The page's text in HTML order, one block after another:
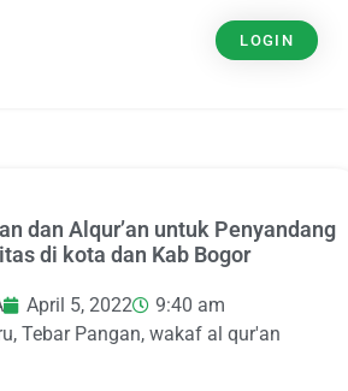
LOGIN
dan Alqur’an untuk Penyandang
di kota dan Kab Bogor
April 5, 2022
9:40 am
, Tebar Pangan, wakaf al qur'an